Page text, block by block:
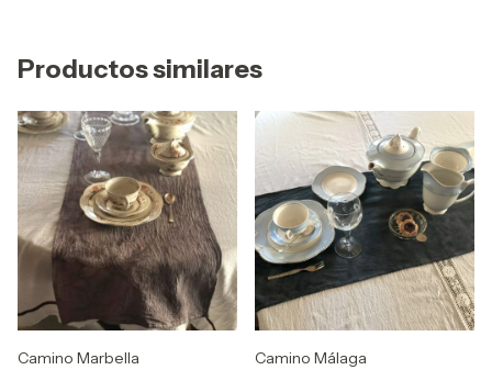
Productos similares
Camino Marbella Camino Málaga